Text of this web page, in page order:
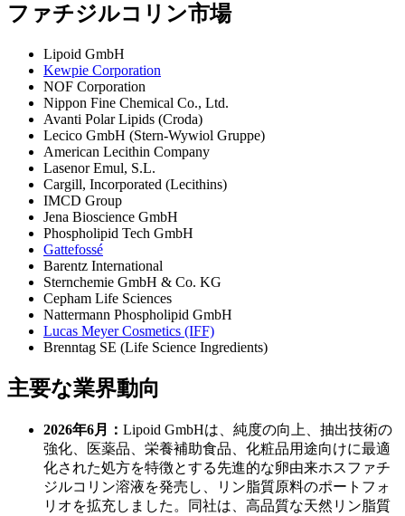
ファチジルコリン市場
Lipoid GmbH
Kewpie Corporation
NOF Corporation
Nippon Fine Chemical Co., Ltd.
Avanti Polar Lipids (Croda)
Lecico GmbH (Stern-Wywiol Gruppe)
American Lecithin Company
Lasenor Emul, S.L.
Cargill, Incorporated (Lecithins)
IMCD Group
Jena Bioscience GmbH
Phospholipid Tech GmbH
Gattefossé
Barentz International
Sternchemie GmbH & Co. KG
Cepham Life Sciences
Nattermann Phospholipid GmbH
Lucas Meyer Cosmetics (IFF)
Brenntag SE (Life Science Ingredients)
主要な業界動向
2026年6月： Lipoid GmbHは、純度の向上、抽出技術の
強化、医薬品、栄養補助食品、化粧品用途向けに最適
化された処方を特徴とする先進的な卵由来ホスファチ
ジルコリン溶液を発売し、リン脂質原料のポートフォ
リオを拡充しました。同社は、高品質な天然リン脂質